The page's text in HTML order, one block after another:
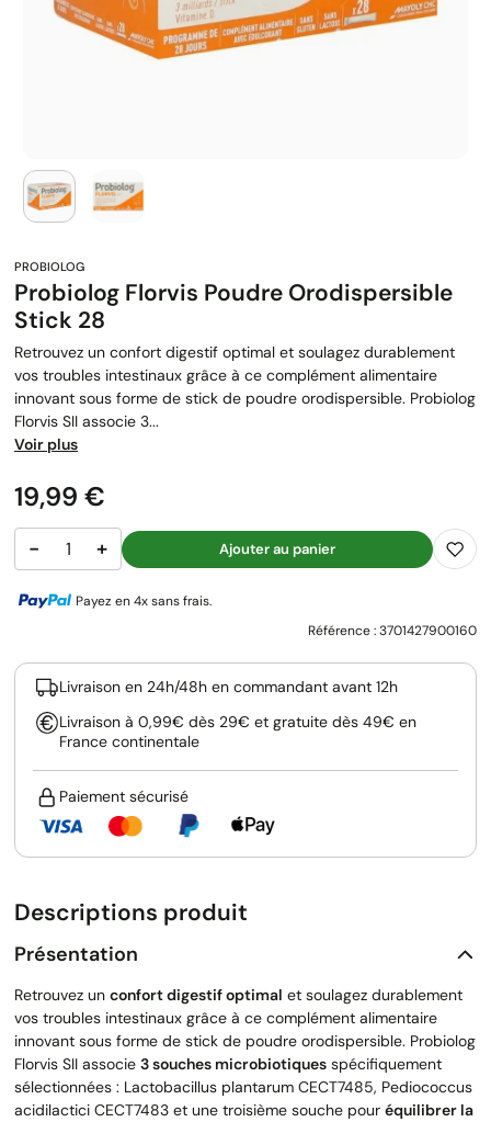
Probiolog Florvis Poudre Orodispersible
Stick 28
Retrouvez un confort digestif optimal et soulagez durablement
vos troubles intestinaux grâce à ce complément alimentaire
innovant sous forme de stick de poudre orodispersible. Probiolog
Florvis SII associe 3...
Voir plus
Prix
19,99 €
− + Ajouter au panier
Payez en 4x sans frais.
Référence :3701427900160
Livraison en 24h/48h en commandant avant 12h
Livraison à 0,99€ dès 29€ et gratuite dès 49€ en
France continentale
Paiement sécurisé
Descriptions produit
Présentation
Retrouvez un confort digestif optimal et soulagez durablement
vos troubles intestinaux grâce à ce complément alimentaire
innovant sous forme de stick de poudre orodispersible. Probiolog
Florvis SII associe 3 souches microbiotiques spécifiquement
sélectionnées : Lactobacillus plantarum CECT7485, Pediococcus
acidilactici CECT7483 et une troisième souche pour équilibrer la